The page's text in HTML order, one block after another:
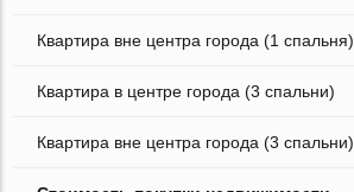
Квартира вне центра города (1 спальня)
Квартира в центре города (3 спальни)
Квартира вне центра города (3 спальни)